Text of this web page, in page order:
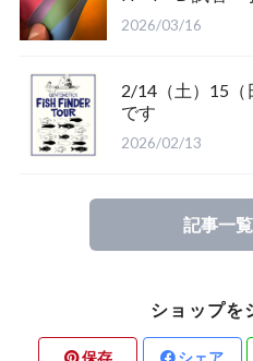
Glove
2026/03/16
2/14（土）15（
です
2026/02/13
記事一
ショップを